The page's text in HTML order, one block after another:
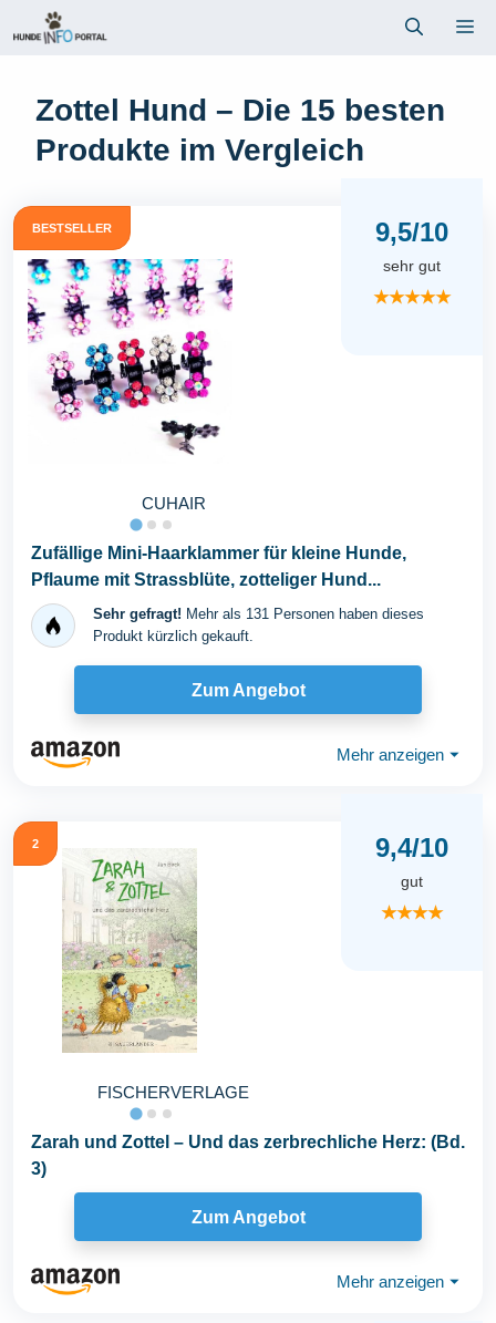
Inhalt
Zottel Hund – Die 15 besten
Produkte im Vergleich
BESTSELLER
CUHAIR
9,5/10
sehr gut
★★★★★
Zufällige Mini-Haarklammer für kleine Hunde,
Pflaume mit Strassblüte, zotteliger Hund...
Sehr gefragt! Mehr als 131 Personen haben dieses
Produkt kürzlich gekauft.
Zum Angebot
Mehr anzeigen ⏷
2
FISCHERVERLAGE
9,4/10
gut
★★★★
Zarah und Zottel – Und das zerbrechliche Herz: (Bd.
3)
Zum Angebot
Mehr anzeigen ⏷